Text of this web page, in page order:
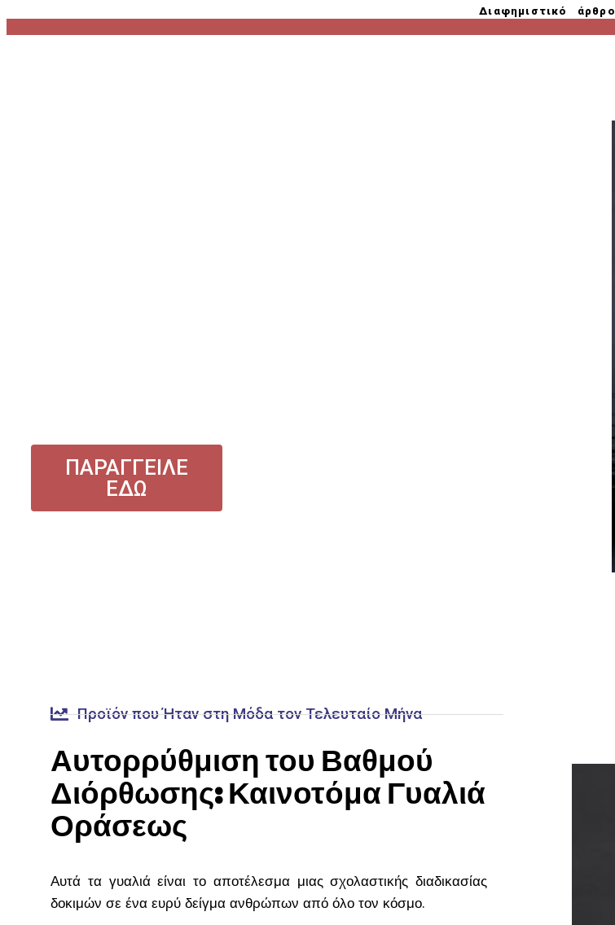
Διαφημιστικό άρθρο
ΠΑΡΑΓΓΕΙΛΕ
ΕΔΩ
Προϊόν που Ήταν στη Μόδα τον Τελευταίο Μήνα
Αυτορρύθμιση του Βαθμού
Διόρθωσης: Καινοτόμα Γυαλιά
Οράσεως
Αυτά τα γυαλιά είναι το αποτέλεσμα μιας σχολαστικής διαδικασίας
δοκιμών σε ένα ευρύ δείγμα ανθρώπων από όλο τον κόσμο.